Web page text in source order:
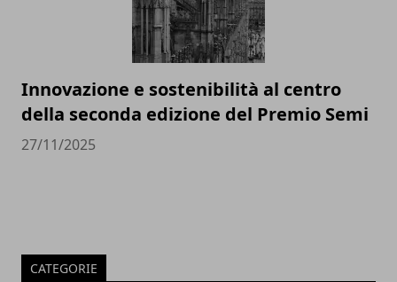
Innovazione e sostenibilità al centro
della seconda edizione del Premio Semi
27/11/2025
CATEGORIE